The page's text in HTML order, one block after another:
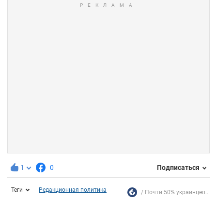
1 0 Подписаться
Теги Редакционная политика Почти 50% украинцев...